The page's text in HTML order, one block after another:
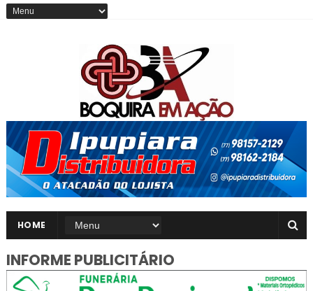
HOME
INFORME PUBLICITÁRIO